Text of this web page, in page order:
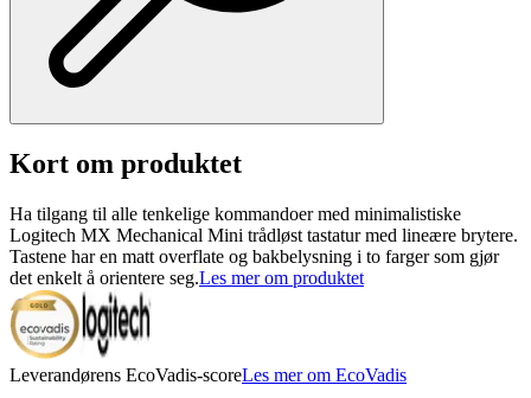
Kort om produktet
Ha tilgang til alle tenkelige kommandoer med minimalistiske
Logitech MX Mechanical Mini trådløst tastatur med lineære brytere.
Tastene har en matt overflate og bakbelysning i to farger som gjør
det enkelt å orientere seg.Les mer om produktet
Leverandørens EcoVadis-scoreLes mer om EcoVadis